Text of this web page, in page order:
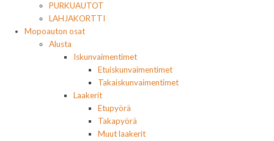
PURKUAUTOT
LAHJAKORTTI
Mopoauton osat
Alusta
Iskunvaimentimet
Etuiskunvaimentimet
Takaiskunvaimentimet
Laakerit
Etupyörä
Takapyörä
Muut laakerit